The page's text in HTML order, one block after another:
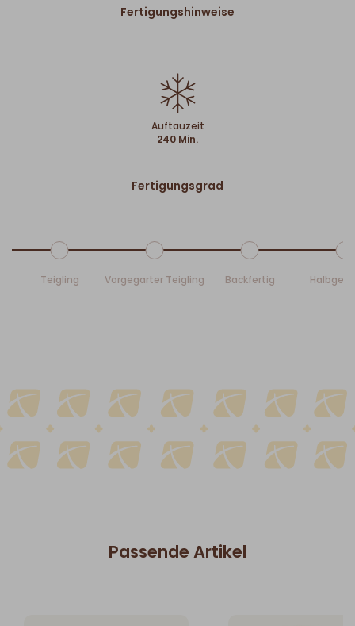
Fertigungshinweise
Auftauzeit
240 Min.
Fertigungsgrad
Teigling Vorgegarter Teigling Backfertig
Passende Artikel